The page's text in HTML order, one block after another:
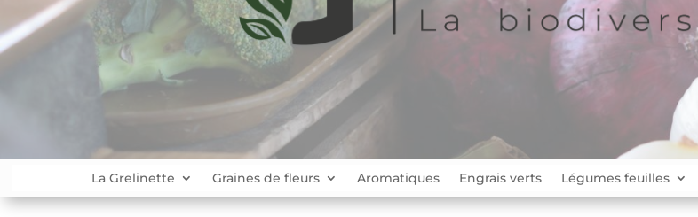
La Grelinette Graines de fleurs Aromatiques Engrais verts Légumes feuilles